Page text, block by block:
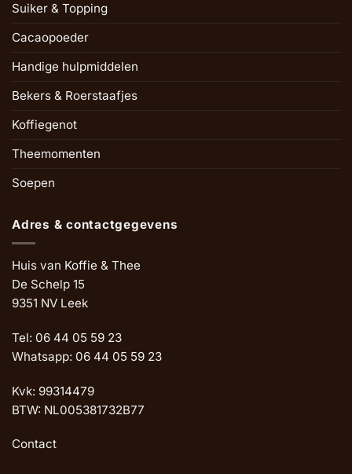
Suiker & Topping
Cacaopoeder
Handige hulpmiddelen
Bekers & Roerstaafjes
Koffiegenot
Theemomenten
Soepen
Adres & contactgegevens
Huis van Koffie & Thee
De Schelp 15
9351 NV Leek
Tel: 06 44 05 59 23
Whatsapp: 06 44 05 59 23
Kvk: 99314479
BTW: NL005381732B77
Contact